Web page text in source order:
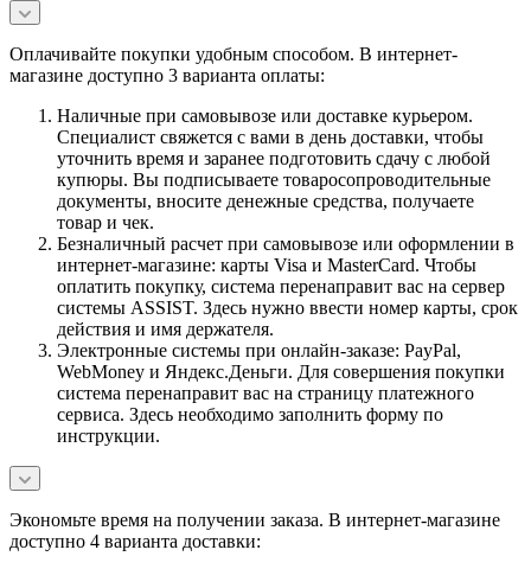
Оплачивайте покупки удобным способом. В интернет-
магазине доступно 3 варианта оплаты:
Наличные при самовывозе или доставке курьером.
Специалист свяжется с вами в день доставки, чтобы
уточнить время и заранее подготовить сдачу с любой
купюры. Вы подписываете товаросопроводительные
документы, вносите денежные средства, получаете
товар и чек.
Безналичный расчет при самовывозе или оформлении в
интернет-магазине: карты Visa и MasterCard. Чтобы
оплатить покупку, система перенаправит вас на сервер
системы ASSIST. Здесь нужно ввести номер карты, срок
действия и имя держателя.
Электронные системы при онлайн-заказе: PayPal,
WebMoney и Яндекс.Деньги. Для совершения покупки
система перенаправит вас на страницу платежного
сервиса. Здесь необходимо заполнить форму по
инструкции.
Экономьте время на получении заказа. В интернет-магазине
доступно 4 варианта доставки: